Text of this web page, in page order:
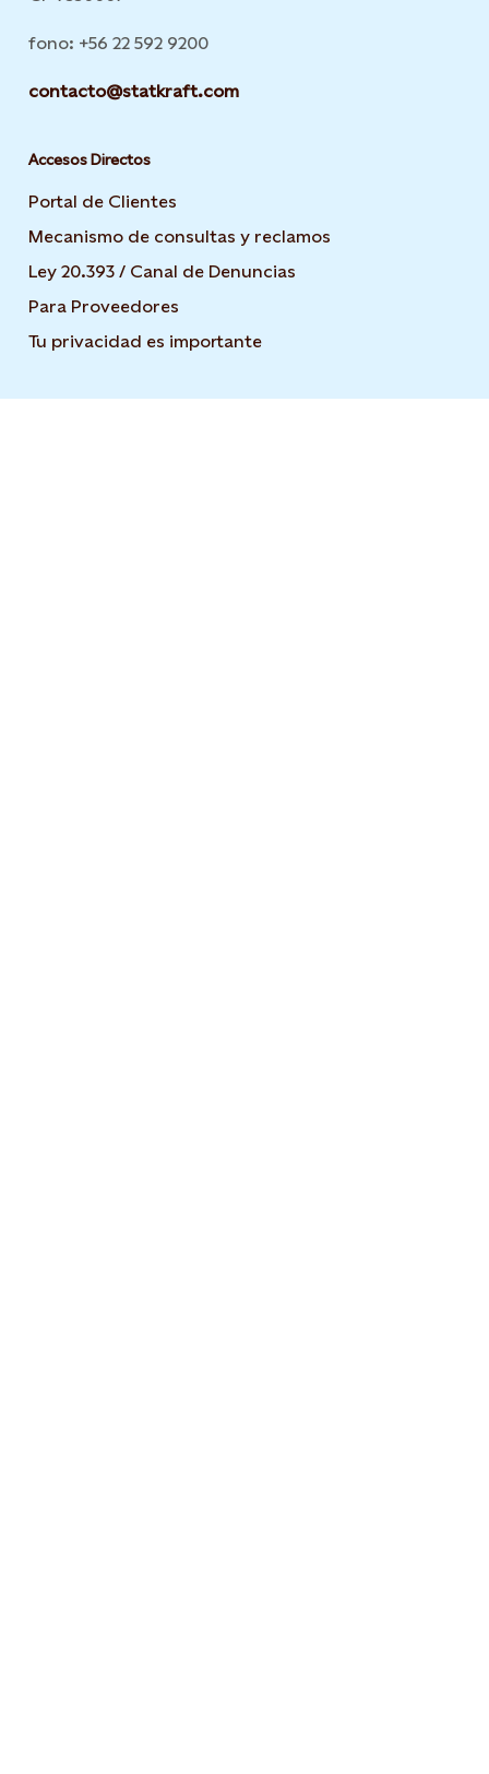
fono: +56 22 592 9200
contacto@statkraft.com
Accesos Directos
Portal de Clientes
Mecanismo de consultas y reclamos
Ley 20.393 / Canal de Denuncias
Para Proveedores
Tu privacidad es importante